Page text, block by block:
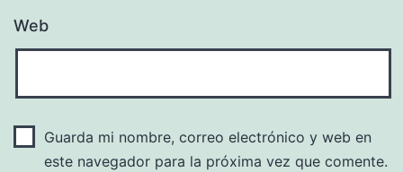
Web
Guarda mi nombre, correo electrónico y web en
este navegador para la próxima vez que comente.